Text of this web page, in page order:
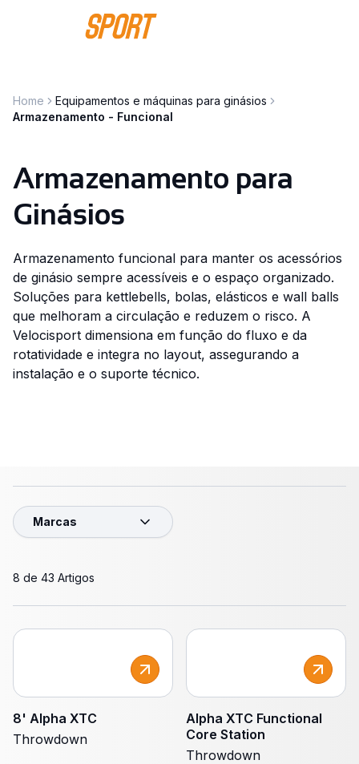
Saltar para o conteúdo
Home
Equipamentos e máquinas para ginásios
Armazenamento - Funcional
Armazenamento para
Ginásios
Armazenamento funcional para manter os acessórios
de ginásio sempre acessíveis e o espaço organizado.
Soluções para kettlebells, bolas, elásticos e wall balls
que melhoram a circulação e reduzem o risco. A
Velocisport dimensiona em função do fluxo e da
rotatividade e integra no layout, assegurando a
instalação e o suporte técnico.
Marcas
8 de 43 Artigos
8' Alpha XTC
Throwdown
Alpha XTC Functional
Core Station
Throwdown